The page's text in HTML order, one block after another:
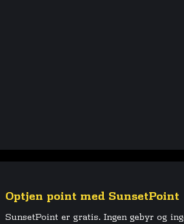
Optjen point med SunsetPoint
SunsetPoint er gratis. Ingen gebyr og